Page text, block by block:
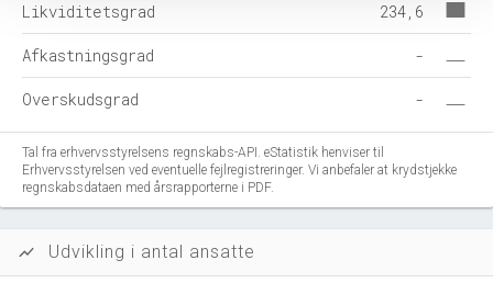
Likviditetsgrad 234,6
Afkastningsgrad -
Overskudsgrad -
Tal fra erhvervsstyrelsens regnskabs-API. eStatistik henviser til
Erhvervsstyrelsen ved eventuelle fejlregistreringer. Vi anbefaler at krydstjekke
regnskabsdataen med årsrapporterne i PDF.
show_chart Udvikling i antal ansatte